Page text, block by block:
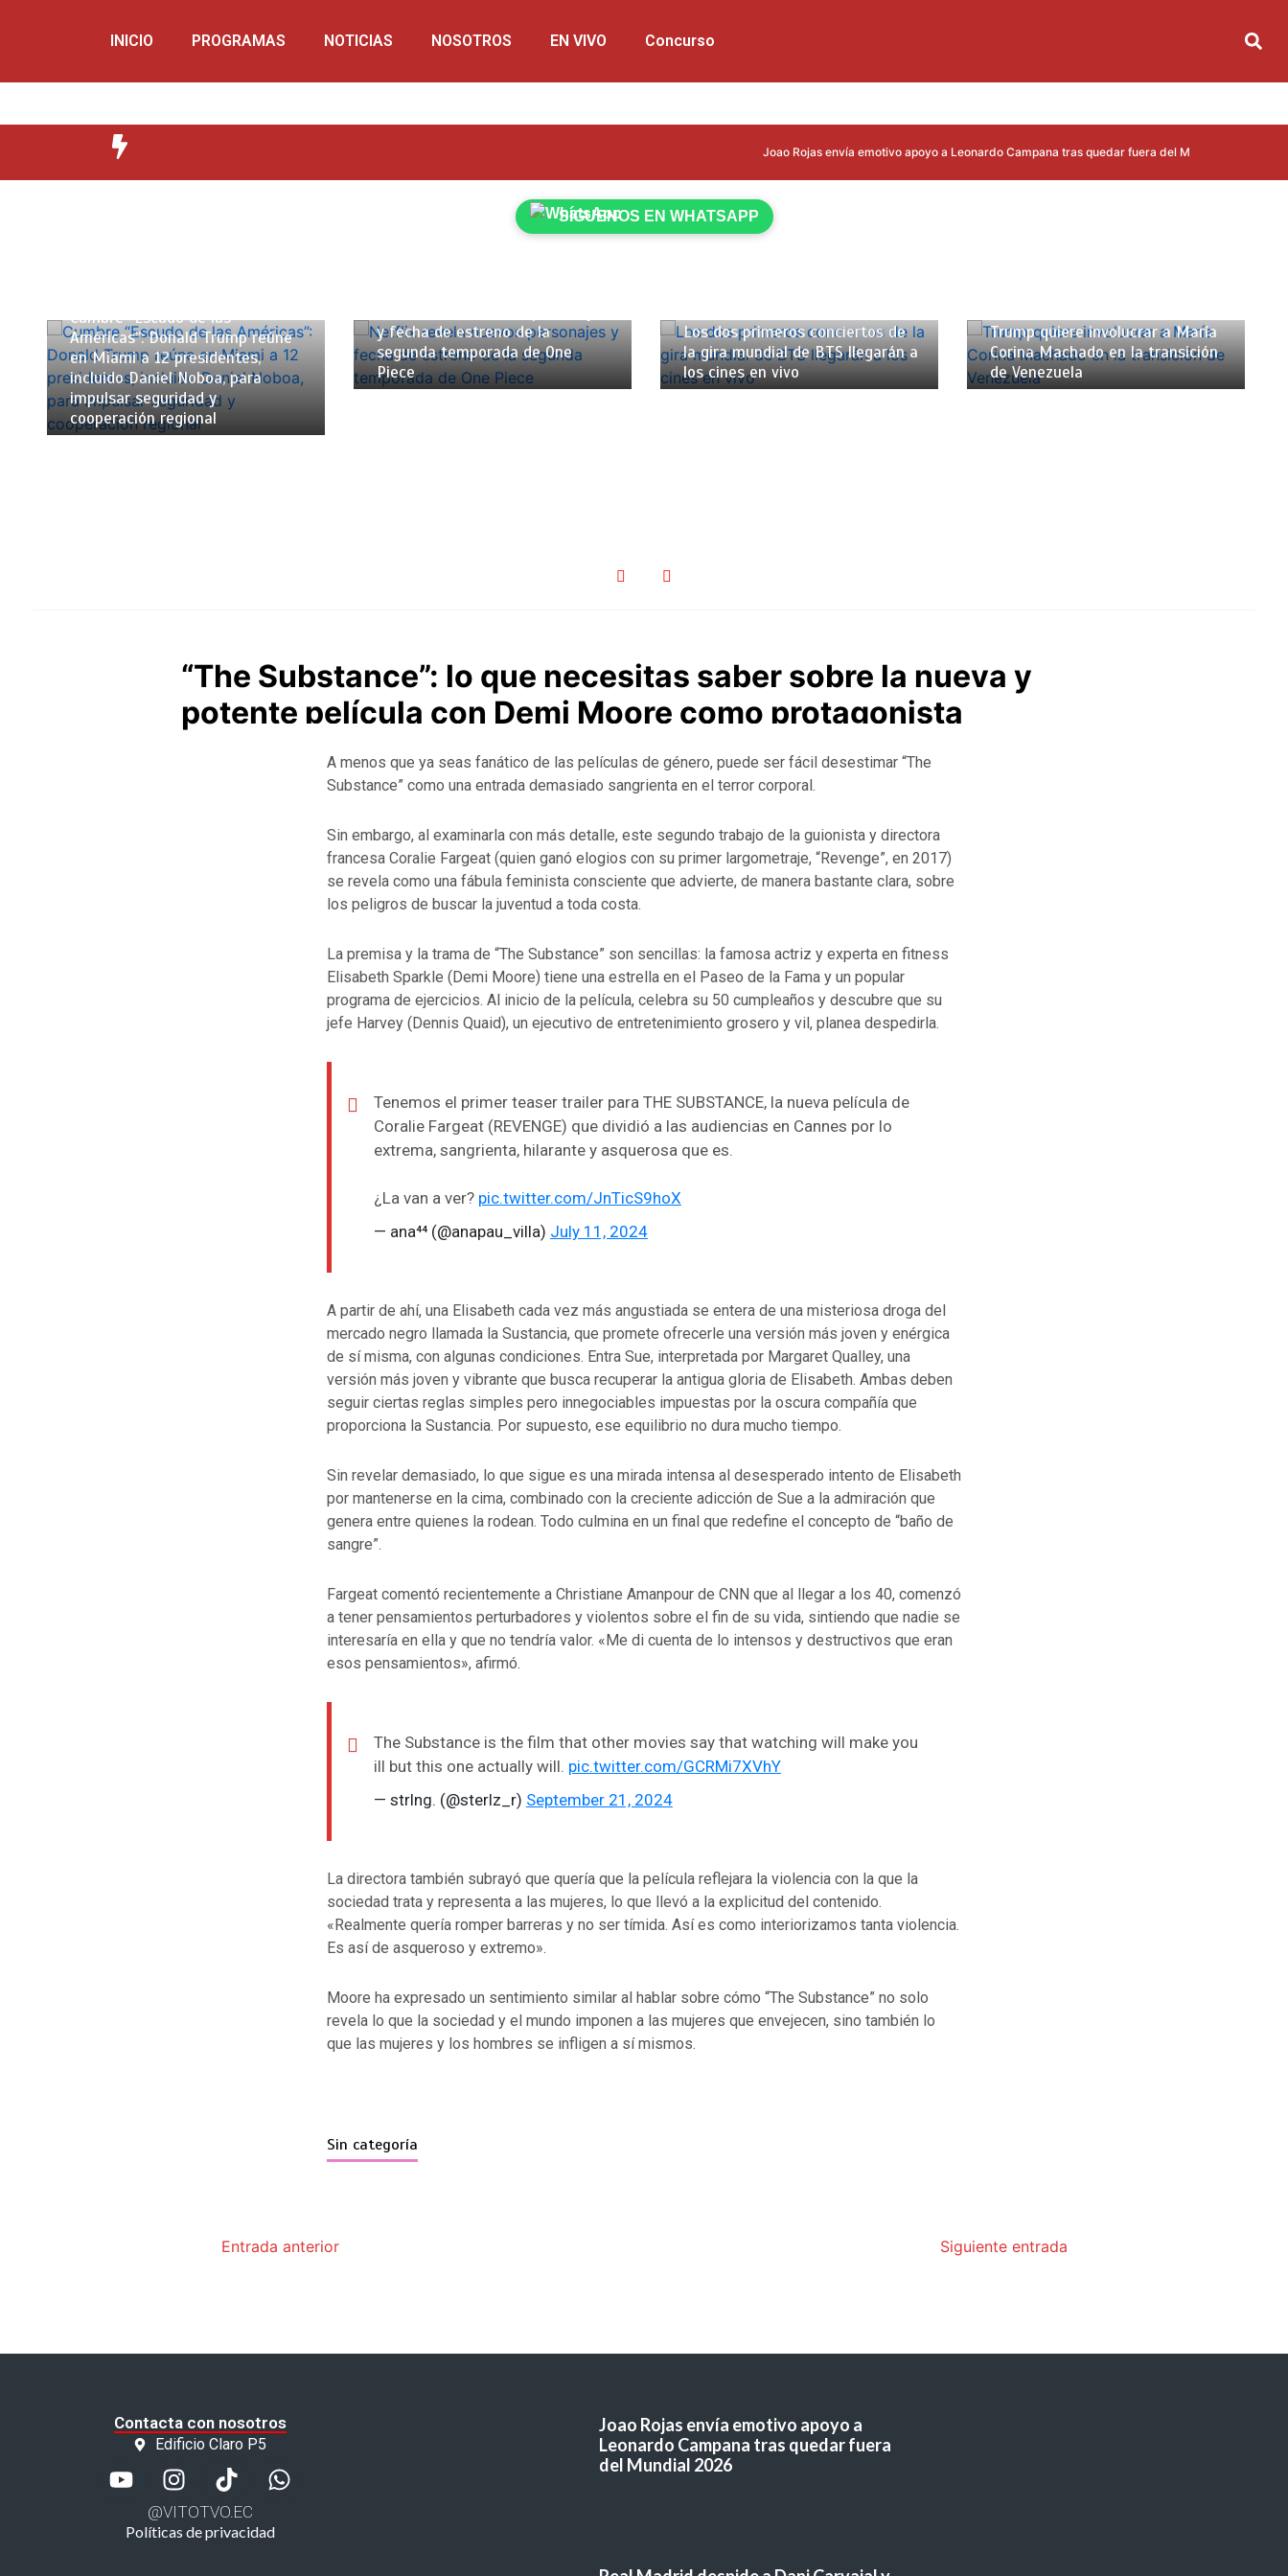
INICIO PROGRAMAS NOTICIAS NOSOTROS EN VIVO Concurso
Joao Rojas envía emotivo apoyo a Leonardo Campana tras quedar fuera del Mundial 2026
SÍGUENOS EN WHATSAPP
Cumbre “Escudo de las
Américas”: Donald Trump reúne
en Miami a 12 presidentes,
incluido Daniel Noboa, para
impulsar seguridad y
cooperación regional
y fecha de estreno de la
segunda temporada de One
Piece
Los dos primeros conciertos de
la gira mundial de BTS llegarán a
los cines en vivo
Trump quiere involucrar a María
Corina Machado en la transición
de Venezuela
“The Substance”: lo que necesitas saber sobre la nueva y
potente película con Demi Moore como protagonista
A menos que ya seas fanático de las películas de género, puede ser fácil desestimar “The
Substance” como una entrada demasiado sangrienta en el terror corporal.
Sin embargo, al examinarla con más detalle, este segundo trabajo de la guionista y directora
francesa Coralie Fargeat (quien ganó elogios con su primer largometraje, “Revenge”, en 2017)
se revela como una fábula feminista consciente que advierte, de manera bastante clara, sobre
los peligros de buscar la juventud a toda costa.
La premisa y la trama de “The Substance” son sencillas: la famosa actriz y experta en fitness
Elisabeth Sparkle (Demi Moore) tiene una estrella en el Paseo de la Fama y un popular
programa de ejercicios. Al inicio de la película, celebra su 50 cumpleaños y descubre que su
jefe Harvey (Dennis Quaid), un ejecutivo de entretenimiento grosero y vil, planea despedirla.
Tenemos el primer teaser trailer para THE SUBSTANCE, la nueva película de
Coralie Fargeat (REVENGE) que dividió a las audiencias en Cannes por lo
extrema, sangrienta, hilarante y asquerosa que es.
¿La van a ver? pic.twitter.com/JnTicS9hoX
— ana⁴⁴ (@anapau_villa) July 11, 2024
A partir de ahí, una Elisabeth cada vez más angustiada se entera de una misteriosa droga del
mercado negro llamada la Sustancia, que promete ofrecerle una versión más joven y enérgica
de sí misma, con algunas condiciones. Entra Sue, interpretada por Margaret Qualley, una
versión más joven y vibrante que busca recuperar la antigua gloria de Elisabeth. Ambas deben
seguir ciertas reglas simples pero innegociables impuestas por la oscura compañía que
proporciona la Sustancia. Por supuesto, ese equilibrio no dura mucho tiempo.
Sin revelar demasiado, lo que sigue es una mirada intensa al desesperado intento de Elisabeth
por mantenerse en la cima, combinado con la creciente adicción de Sue a la admiración que
genera entre quienes la rodean. Todo culmina en un final que redefine el concepto de “baño de
sangre”.
Fargeat comentó recientemente a Christiane Amanpour de CNN que al llegar a los 40, comenzó
a tener pensamientos perturbadores y violentos sobre el fin de su vida, sintiendo que nadie se
interesaría en ella y que no tendría valor. «Me di cuenta de lo intensos y destructivos que eran
esos pensamientos», afirmó.
The Substance is the film that other movies say that watching will make you
ill but this one actually will. pic.twitter.com/GCRMi7XVhY
— strlng. (@sterlz_r) September 21, 2024
La directora también subrayó que quería que la película reflejara la violencia con la que la
sociedad trata y representa a las mujeres, lo que llevó a la explicitud del contenido.
«Realmente quería romper barreras y no ser tímida. Así es como interiorizamos tanta violencia.
Es así de asqueroso y extremo».
Moore ha expresado un sentimiento similar al hablar sobre cómo “The Substance” no solo
revela lo que la sociedad y el mundo imponen a las mujeres que envejecen, sino también lo
que las mujeres y los hombres se infligen a sí mismos.
Sin categoría
Entrada anterior Siguiente entrada
Contacta con nosotros
Edificio Claro P5
@VITOTVO.EC
Políticas de privacidad
Joao Rojas envía emotivo apoyo a
Leonardo Campana tras quedar fuera
del Mundial 2026